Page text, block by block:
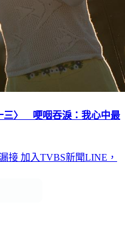
三〉 哽咽吞淚：我心中最
接 加入TVBS新聞LINE，